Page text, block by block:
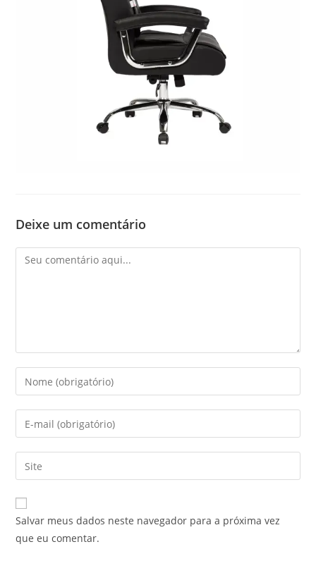
Deixe um comentário
Salvar meus dados neste navegador para a próxima vez
que eu comentar.